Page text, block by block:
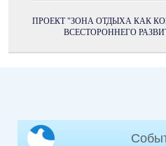
ПРОЕКТ "ЗОНА ОТДЫХА КАК
ВСЕСТОРОННЕГО